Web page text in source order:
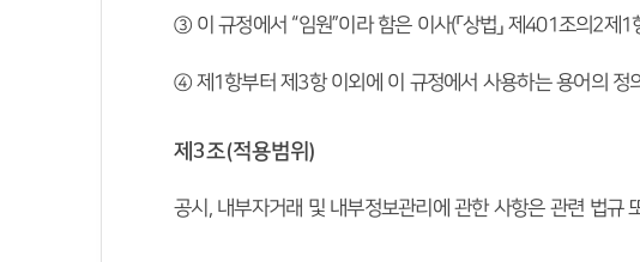
③ 이 규정에서 “임원”이라 함은 이사(「상법」 제401조의2
④ 제1항부터 제3항 이외에 이 규정에서 사용하는 용어의 정
제3조(적용범위)
공시, 내부자거래 및 내부정보관리에 관한 사항은 관련 법규